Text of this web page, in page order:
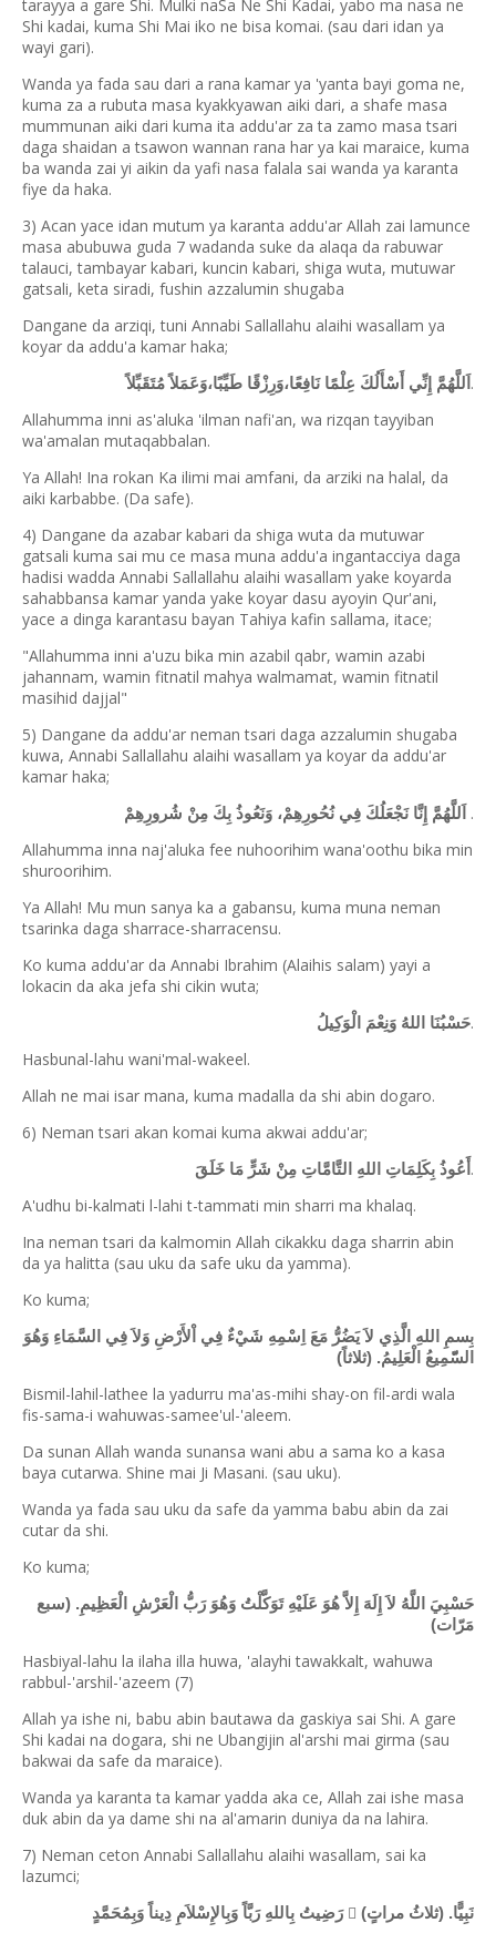
tarayya a gare Shi. Mulki naSa Ne Shi Kadai, yabo ma nasa ne
Shi kadai, kuma Shi Mai iko ne bisa komai. (sau dari idan ya
wayi gari).
Wanda ya fada sau dari a rana kamar ya 'yanta bayi goma ne,
kuma za a rubuta masa kyakkyawan aiki dari, a shafe masa
mummunan aiki dari kuma ita addu'ar za ta zamo masa tsari
daga shaidan a tsawon wannan rana har ya kai maraice, kuma
ba wanda zai yi aikin da yafi nasa falala sai wanda ya karanta
fiye da haka.
3) Acan yace idan mutum ya karanta addu'ar Allah zai lamunce
masa abubuwa guda 7 wadanda suke da alaqa da rabuwar
talauci, tambayar kabari, kuncin kabari, shiga wuta, mutuwar
gatsali, keta siradi, fushin azzalumin shugaba
Dangane da arziqi, tuni Annabi Sallallahu alaihi wasallam ya
koyar da addu'a kamar haka;
اَللَّهُمَّ إِنِّي أَسْأَلُكَ عِلْمًا نَافِعًا،وَرِزْقًا طَيِّبًا،وَعَمَلاً مُتَقَبِّلاً .
Allahumma inni as'aluka 'ilman nafi'an, wa rizqan tayyiban
wa'amalan mutaqabbalan.
Ya Allah! Ina rokan Ka ilimi mai amfani, da arziki na halal, da
aiki karbabbe. (Da safe).
4) Dangane da azabar kabari da shiga wuta da mutuwar
gatsali kuma sai mu ce masa muna addu'a ingantacciya daga
hadisi wadda Annabi Sallallahu alaihi wasallam yake koyarda
sahabbansa kamar yanda yake koyar dasu ayoyin Qur'ani,
yace a dinga karantasu bayan Tahiya kafin sallama, itace;
"Allahumma inni a'uzu bika min azabil qabr, wamin azabi
jahannam, wamin fitnatil mahya walmamat, wamin fitnatil
masihid dajjal"
5) Dangane da addu'ar neman tsari daga azzalumin shugaba
kuwa, Annabi Sallallahu alaihi wasallam ya koyar da addu'ar
kamar haka;
اَللَّهُمَّ إِنَّا نَجْعَلُكَ فِي نُحُورِهِمْ، وَنَعُوذُ بِكَ مِنْ شُرورِهِمْ
.
Allahumma inna naj'aluka fee nuhoorihim wana'oothu bika min
shuroorihim.
Ya Allah! Mu mun sanya ka a gabansu, kuma muna neman
tsarinka daga sharrace-sharracensu.
Ko kuma addu'ar da Annabi Ibrahim (Alaihis salam) yayi a
lokacin da aka jefa shi cikin wuta;
حَسْبُنَا اللهُ وَنِعْمَ الْوَكِيلُ.
Hasbunal-lahu wani'mal-wakeel.
Allah ne mai isar mana, kuma madalla da shi abin dogaro.
6) Neman tsari akan komai kuma akwai addu'ar;
أَعُوذُ بِكَلِمَاتِ اللهِ التَّامَّاتِ مِنْ شَرٍّ مَا خَلَقَ .
A'udhu bi-kalmati l-lahi t-tammati min sharri ma khalaq.
Ina neman tsari da kalmomin Allah cikakku daga sharrin abin
da ya halitta (sau uku da safe uku da yamma).
Ko kuma;
بِسمِ اللهِ الَّذِي لاَ يَضُرُّ مَعَ اِسْمِهِ شَيْءٌ فِي اْلأَرْضِ وَلاَ فِي السَّمَاءِ وَهُوَ
السّّمِيعُ الْعَلِيمُ. (ثلاثاً)
Bismil-lahil-lathee la yadurru ma'as-mihi shay-on fil-ardi wala
fis-sama-i wahuwas-samee'ul-'aleem.
Da sunan Allah wanda sunansa wani abu a sama ko a kasa
baya cutarwa. Shine mai Ji Masani. (sau uku).
Wanda ya fada sau uku da safe da yamma babu abin da zai
cutar da shi.
Ko kuma;
حَسْبِيَ اللَّهُ لاَ إِلَهَ إِلاَّ هُوَ عَلَيْهِ تَوَكَّلْتُ وَهُوَ رَبُّ الْعَرْشِ الْعَظِيمِ. (سبع
مَرّات)
Hasbiyal-lahu la ilaha illa huwa, 'alayhi tawakkalt, wahuwa
rabbul-'arshil-'azeem (7)
Allah ya ishe ni, babu abin bautawa da gaskiya sai Shi. A gare
Shi kadai na dogara, shi ne Ubangijin al'arshi mai girma (sau
bakwai da safe da maraice).
Wanda ya karanta ta kamar yadda aka ce, Allah zai ishe masa
duk abin da ya dame shi na al'amarin duniya da na lahira.
7) Neman ceton Annabi Sallallahu alaihi wasallam, sai ka
lazumci;
رَضِيتُ بِاللهِ رَبَّاً وَبِالإِسْلاَمِ دِيناً وَبِمُحَمَّدٍ نَبِيًّا. (ثلاثُ مراتٍ)